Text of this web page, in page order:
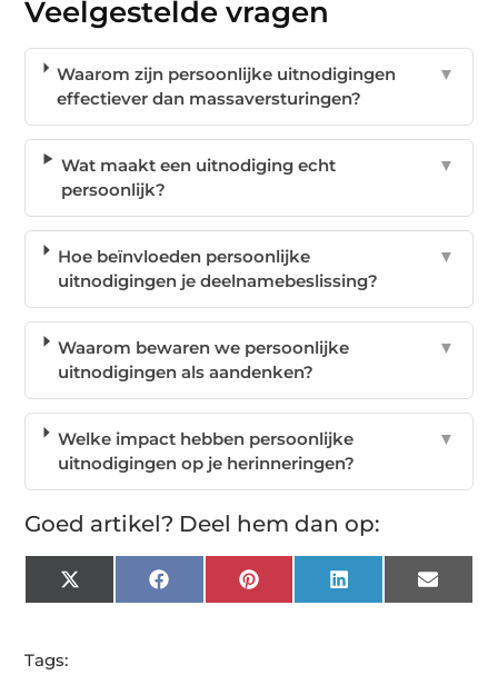
Veelgestelde vragen
Waarom zijn persoonlijke uitnodigingen
effectiever dan massaversturingen?
▼
Wat maakt een uitnodiging echt
persoonlijk?
▼
Hoe beïnvloeden persoonlijke
uitnodigingen je deelnamebeslissing?
▼
Waarom bewaren we persoonlijke
uitnodigingen als aandenken?
▼
Welke impact hebben persoonlijke
uitnodigingen op je herinneringen?
▼
Goed artikel? Deel hem dan op:
X
(Twitter)
Facebook Pinterest LinkedIn Email
Tags: